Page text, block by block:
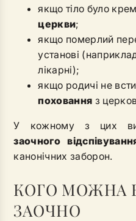
якщо тіло було
церкви;
якщо померлий
установі
лікарні);
якщо родичі не
поховання з
У кожному з цих
заочного
канонічних заборон.
КОГО МОЖНА
ЗАОЧНО